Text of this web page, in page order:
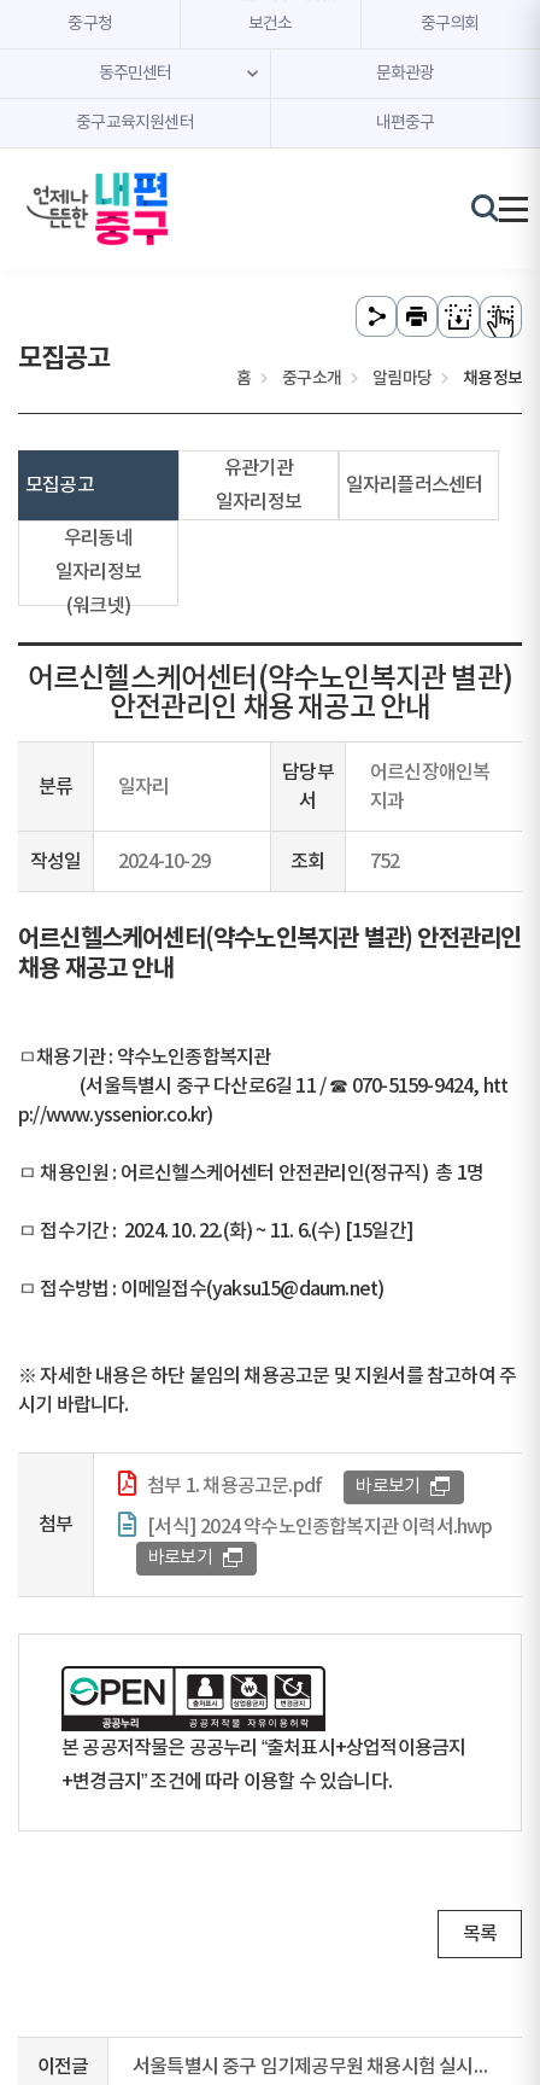
본문 내용 바로가기
주메뉴 바로가기
중구청 보건소 중구의회
동주민센터 문화관광
중구교육지원센터 내편중구
모집공고
홈 중구소개 알림마당 채용정보
모집공고
유관기관
일자리정보
일자리플러스센터
우리동네
일자리정보
(워크넷)
어르신헬스케어센터(약수노인복지관 별관)
안전관리인 채용 재공고 안내
분류 일자리
담당부
서
어르신장애인복
지과
작성일 2024-10-29 조회 752
어르신헬스케어센터(약수노인복지관 별관) 안전관리인
채용 재공고 안내
ㅁ채용기관 : 약수노인종합복지관
(서울특별시 중구 다산로6길 11 / ☎ 070-5159-9424, htt
p://www.yssenior.co.kr)
ㅁ 채용인원 : 어르신헬스케어센터 안전관리인(정규직) 총 1명
ㅁ 접수기간 : 2024. 10. 22.(화) ~ 11. 6.(수) [15일간]
ㅁ 접수방법 : 이메일접수(yaksu15@daum.net)
※ 자세한 내용은 하단 붙임의 채용공고문 및 지원서를 참고하여 주
시기 바랍니다.
첨부
첨부 1. 채용공고문.pdf 바로보기
[서식] 2024 약수노인종합복지관 이력서.hwp
바로보기
본 공공저작물은 공공누리 “출처표시+상업적이용금지
+변경금지” 조건에 따라 이용할 수 있습니다.
목록
이전글 서울특별시 중구 임기제공무원 채용시험 실시결과 공고(교통분야)